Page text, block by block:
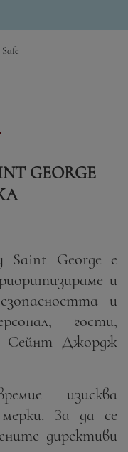
GEORGE
Saint George e
и
и
гости,
Сейнт Джордж
изисква
мерки. За да се
директиви